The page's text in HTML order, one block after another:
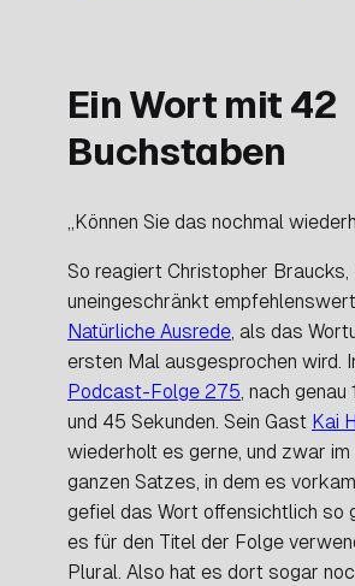
Ein Wort mit 42
Buchstaben
„Können Sie das nochmal
So reagiert Christopher
uneingeschränkt
Natürliche Ausrede, als das
ersten Mal ausgesprochen wird.
Podcast-Folge 275, nach genau
und 45 Sekunden. Sein Gast Kai
wiederholt es gerne, und zwar
ganzen Satzes, in dem es
gefiel das Wort offensichtlich so
es für den Titel der Folge
Plural. Also hat es dort sogar